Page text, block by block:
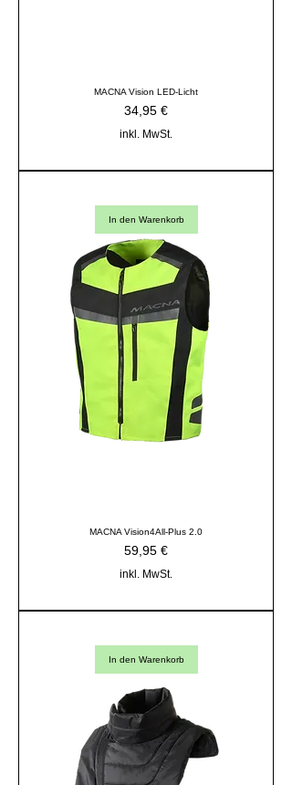
MACNA Vision LED-Licht
Preis
34,95 €
inkl. MwSt.
In den Warenkorb
MACNA Vision4All-Plus 2.0
Preis
59,95 €
inkl. MwSt.
In den Warenkorb